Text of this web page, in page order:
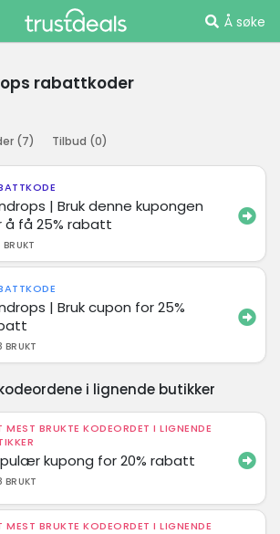
Å søke
rabattkoder
(7) Tilbud (0)
| Bruk denne kupongen
å få 25% rabatt
| Bruk cupon for 25%
i lignende butikker
MEST BRUKTE KODEORDET I LIGNENDE
kupong for 20% rabatt
BRUKT
MEST BRUKTE KODEORDET I LIGNENDE